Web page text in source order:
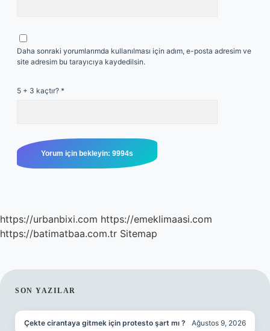
Daha sonraki yorumlarımda kullanılması için adım, e-posta adresim ve
site adresim bu tarayıcıya kaydedilsin.
5 + 3 kaçtır? *
https://urbanbixi.com https://emeklimaasi.com
https://batimatbaa.com.tr Sitemap
SIDEBAR
SON YAZILAR
Çekte cirantaya gitmek için protesto şart mı ? Ağustos 9, 2026